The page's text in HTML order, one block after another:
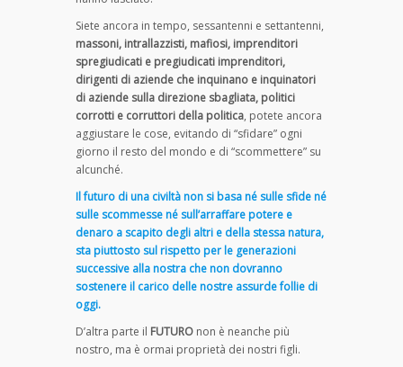
Siete ancora in tempo, sessantenni e settantenni,
massoni, intrallazzisti, mafiosi, imprenditori
spregiudicati e pregiudicati imprenditori,
dirigenti di aziende che inquinano e inquinatori
di aziende sulla direzione sbagliata, politici
corrotti e corruttori della politica, potete ancora
aggiustare le cose, evitando di “sfidare” ogni
giorno il resto del mondo e di “scommettere” su
alcunché.
Il futuro di una civiltà non si basa né sulle sfide né
sulle scommesse né sull’arraffare potere e
denaro a scapito degli altri e della stessa natura,
sta piuttosto sul rispetto per le generazioni
successive alla nostra che non dovranno
sostenere il carico delle nostre assurde follie di
oggi.
D’altra parte il FUTURO non è neanche più
nostro, ma è ormai proprietà dei nostri figli.